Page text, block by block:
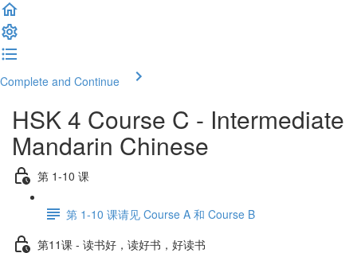
Complete and Continue
HSK 4 Course C - Intermediate
Mandarin Chinese
第 1-10 课
第 1-10 课请见 Course A 和 Course B
第11课 - 读书好，读好书，好读书